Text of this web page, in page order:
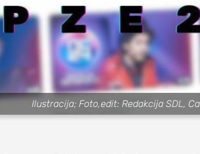
fudbal
košarka
rukomet
e-sport
ostali sportovi
Ilustracija; Foto,edit: Redakcija SDL,